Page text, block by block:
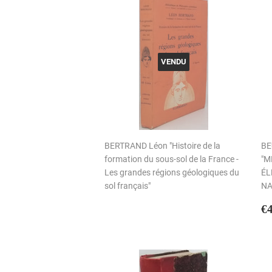
VENDU
BERTRAND Léon "Histoire de la
formation du sous-sol de la France -
Les grandes régions géologiques du
sol français"